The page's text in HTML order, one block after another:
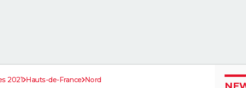
2021 Hauts-de-France Nord